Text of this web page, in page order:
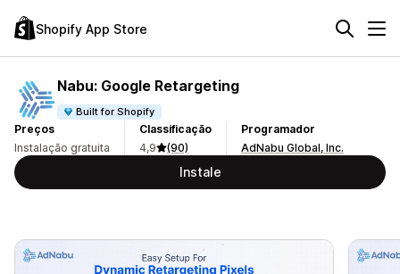
Shopify App Store
Nabu: Google Retargeting
Built for Shopify
Preços
Instalação gratuita
Classificação
4,9
(90)
Programador
AdNabu Global, Inc.
Instale